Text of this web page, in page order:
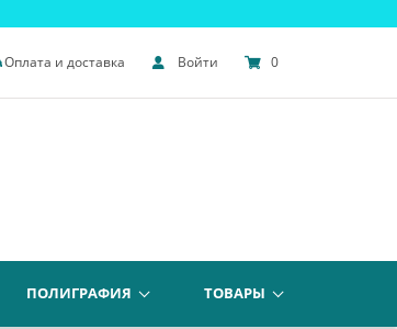
Оплата и доставка Войти 0
ПОЛИГРАФИЯ ТОВАРЫ